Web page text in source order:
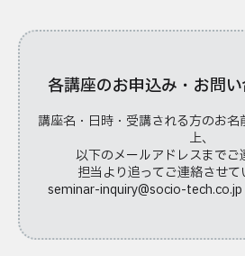
各講座のお申込み・お問
講座名・日時・受講される方のお
上、
以下のメールアドレスまでご
担当より追ってご連絡させて
seminar-inquiry@socio-tech.co.jp